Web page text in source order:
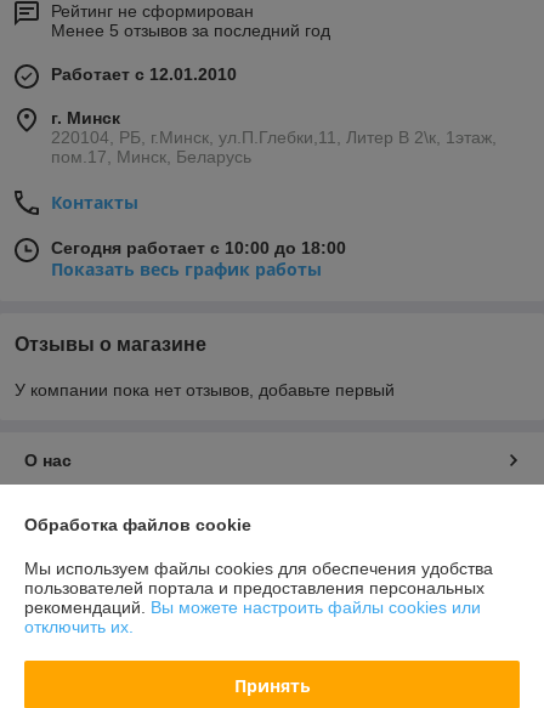
Рейтинг не сформирован
Менее 5 отзывов за последний год
Работает с 12.01.2010
г. Минск
220104, РБ, г.Минск, ул.П.Глебки,11, Литер В 2\к, 1этаж,
пом.17, Минск, Беларусь
Контакты
Сегодня работает с 10:00 до 18:00
Показать весь график работы
Отзывы о магазине
У компании пока нет отзывов, добавьте первый
О нас
Контакты
Доставка и оплата
График работы
Обработка файлов cookie
Мы используем файлы cookies для обеспечения удобства
пользователей портала и предоставления персональных
рекомендаций. Вы можете настроить файлы cookies или
отключить их.
Принять